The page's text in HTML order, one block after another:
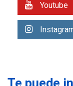
1
Youtube